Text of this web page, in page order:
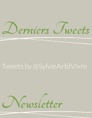
Derniers Tweets
Tweets by @SylvieArtdVivre
Newsletter